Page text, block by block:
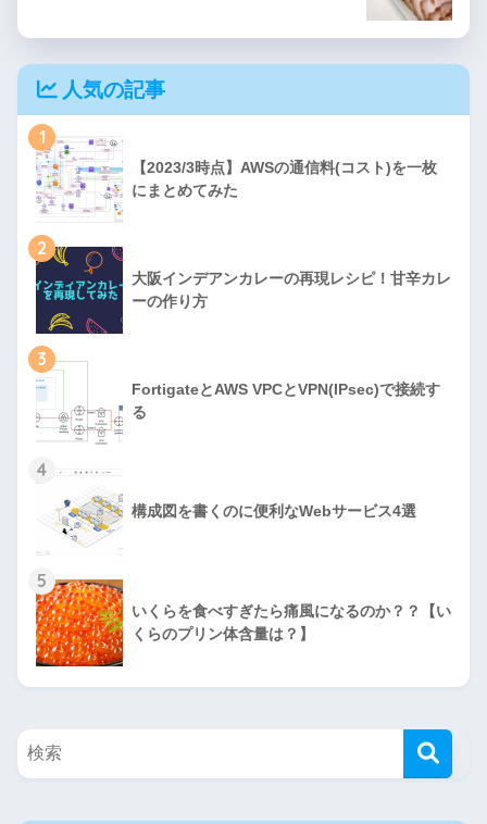
人気の記事
1
【2023/3時点】AWSの通信料(コスト)を一枚
にまとめてみた
2
大阪インデアンカレーの再現レシピ！甘辛カレ
ーの作り方
3
FortigateとAWS VPCとVPN(IPsec)で接続す
る
4
構成図を書くのに便利なWebサービス4選
5
いくらを食べすぎたら痛風になるのか？？【い
くらのプリン体含量は？】